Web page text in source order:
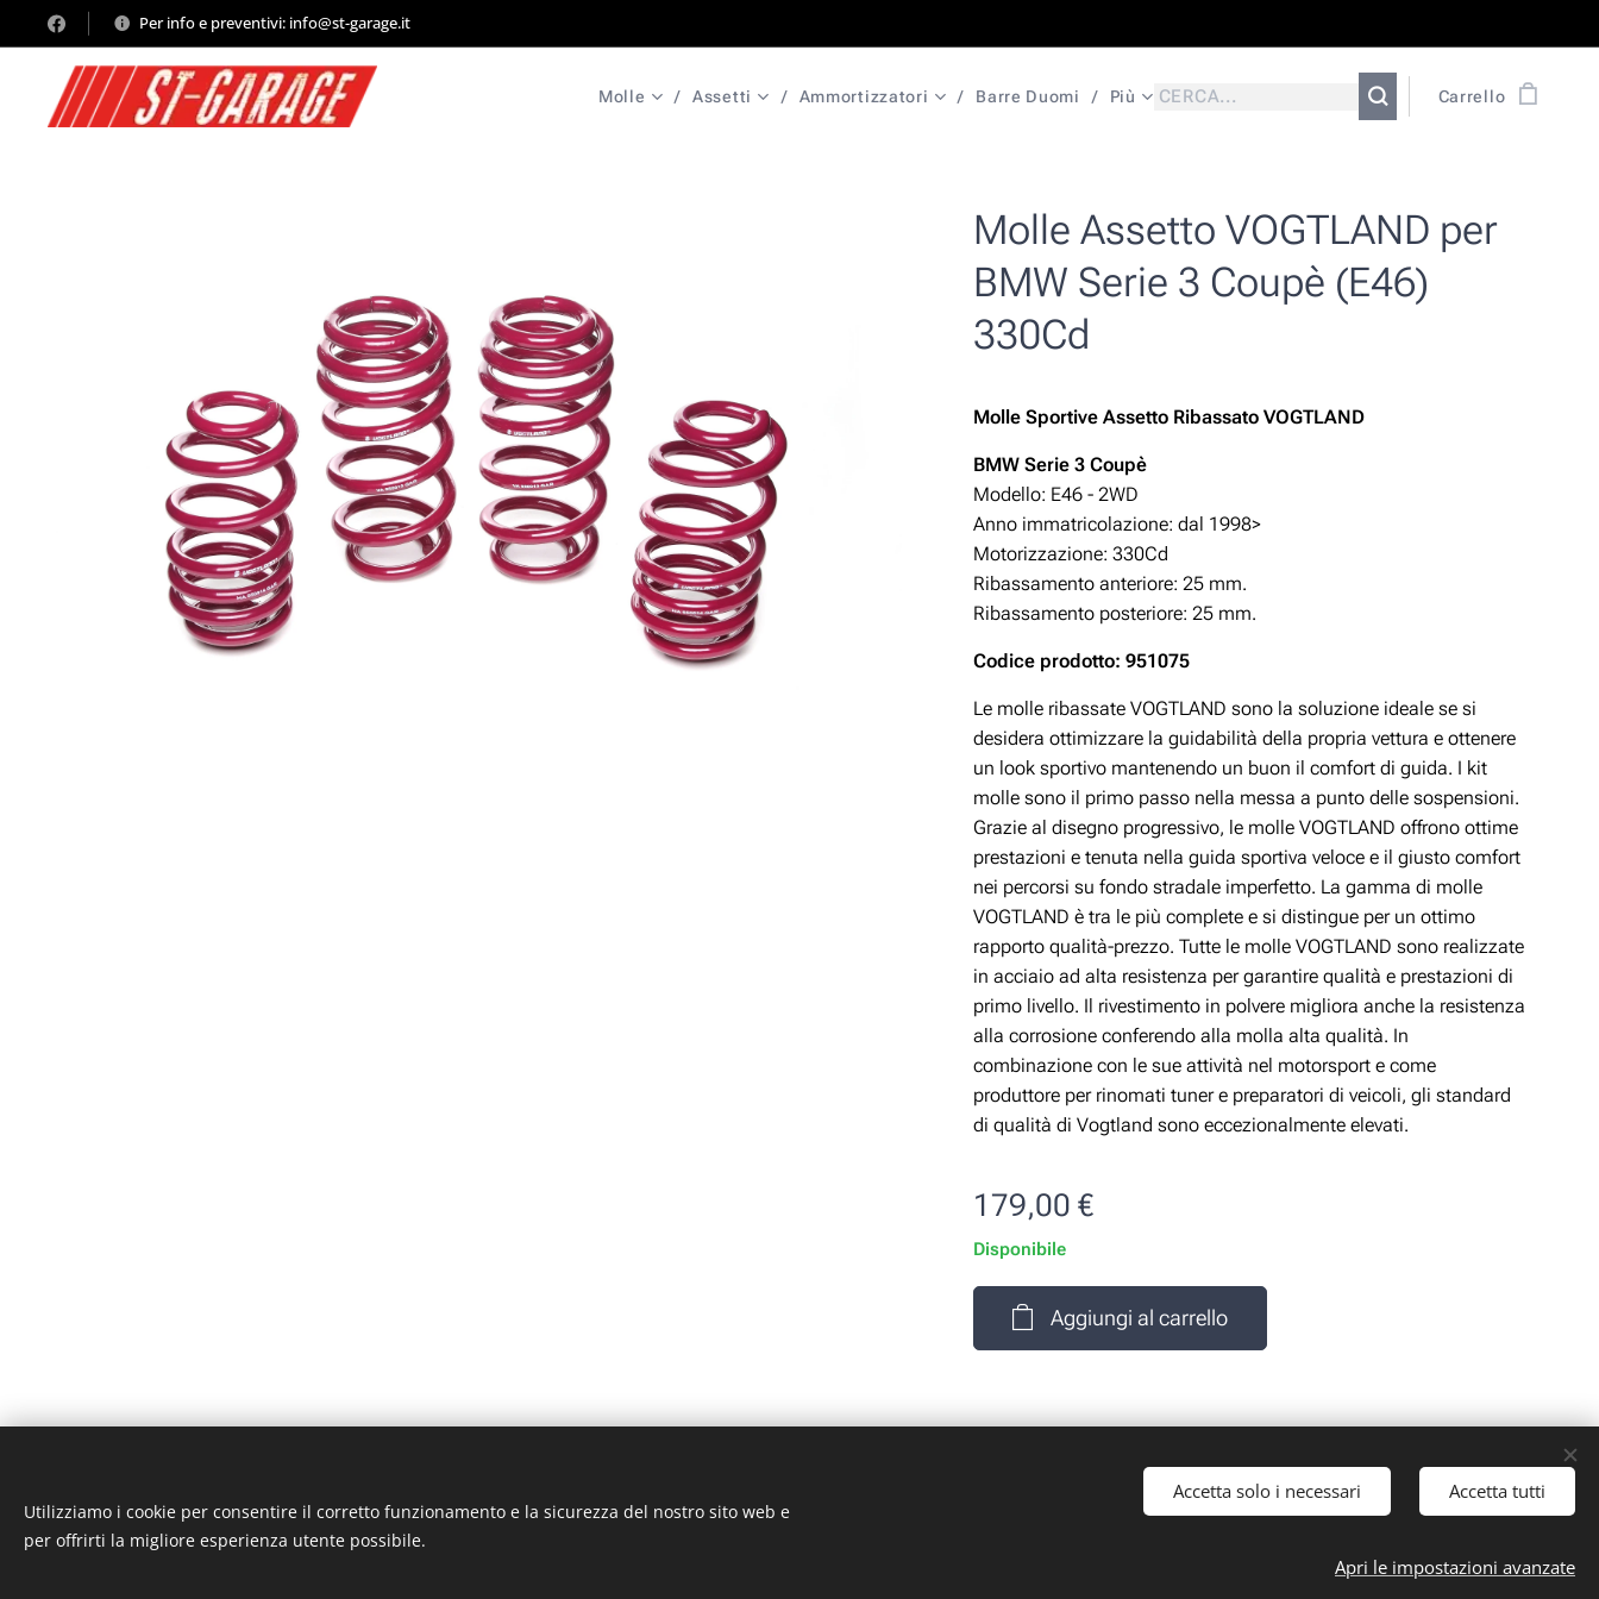
Per info e preventivi: info@st-garage.it
Molle Assetti Ammortizzatori Barre Duomi Più Carrello
Molle Assetto VOGTLAND per
BMW Serie 3 Coupè (E46)
330Cd
Molle Sportive Assetto Ribassato VOGTLAND
BMW Serie 3 Coupè
Modello: E46 - 2WD
Anno immatricolazione: dal 1998>
Motorizzazione: 330Cd
Ribassamento anteriore: 25 mm.
Ribassamento posteriore: 25 mm.
Codice prodotto: 951075
Le molle ribassate VOGTLAND sono la soluzione ideale se si
desidera ottimizzare la guidabilità della propria vettura e ottenere
un look sportivo mantenendo un buon il comfort di guida. I kit
molle sono il primo passo nella messa a punto delle sospensioni.
Grazie al disegno progressivo, le molle VOGTLAND offrono ottime
prestazioni e tenuta nella guida sportiva veloce e il giusto comfort
nei percorsi su fondo stradale imperfetto. La gamma di molle
VOGTLAND è tra le più complete e si distingue per un ottimo
rapporto qualità-prezzo. Tutte le molle VOGTLAND sono realizzate
in acciaio ad alta resistenza per garantire qualità e prestazioni di
primo livello. Il rivestimento in polvere migliora anche la resistenza
alla corrosione conferendo alla molla alta qualità. In
combinazione con le sue attività nel motorsport e come
produttore per rinomati tuner e preparatori di veicoli, gli standard
di qualità di Vogtland sono eccezionalmente elevati.
179,00 €
Disponibile
Aggiungi al carrello
ST-GARAGE di Fabrizio Signorino sas - Via Legnano 9 - 10128 - Torino (TO) - P. iva: 10161030019
Utilizziamo i cookie per consentire il corretto funzionamento e la sicurezza del nostro sito web e
per offrirti la migliore esperienza utente possibile.
Accetta solo i necessari Accetta tutti
Apri le impostazioni avanzate